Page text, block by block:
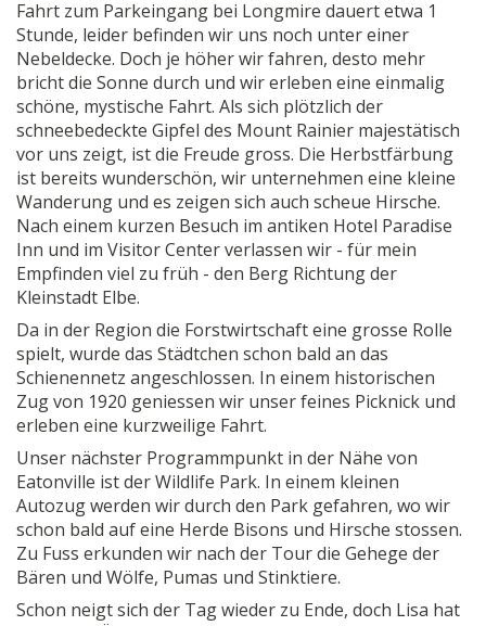
Fahrt zum Parkeingang bei Longmire dauert etwa 1
Stunde, leider befinden wir uns noch unter einer
Nebeldecke. Doch je höher wir fahren, desto mehr
bricht die Sonne durch und wir erleben eine einmalig
schöne, mystische Fahrt. Als sich plötzlich der
schneebedeckte Gipfel des Mount Rainier majestätisch
vor uns zeigt, ist die Freude gross. Die Herbstfärbung
ist bereits wunderschön, wir unternehmen eine kleine
Wanderung und es zeigen sich auch scheue Hirsche.
Nach einem kurzen Besuch im antiken Hotel Paradise
Inn und im Visitor Center verlassen wir - für mein
Empfinden viel zu früh - den Berg Richtung der
Kleinstadt Elbe.
Da in der Region die Forstwirtschaft eine grosse Rolle
spielt, wurde das Städtchen schon bald an das
Schienennetz angeschlossen. In einem historischen
Zug von 1920 geniessen wir unser feines Picknick und
erleben eine kurzweilige Fahrt.
Unser nächster Programmpunkt in der Nähe von
Eatonville ist der Wildlife Park. In einem kleinen
Autozug werden wir durch den Park gefahren, wo wir
schon bald auf eine Herde Bisons und Hirsche stossen.
Zu Fuss erkunden wir nach der Tour die Gehege der
Bären und Wölfe, Pumas und Stinktiere.
Schon neigt sich der Tag wieder zu Ende, doch Lisa hat